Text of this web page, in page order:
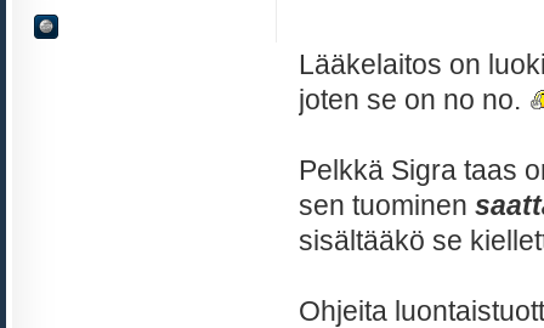
Lääkelaitos on
joten se on no no.
Pelkkä Sigra taas
sen tuominen
sisältääkö se
Ohjeita